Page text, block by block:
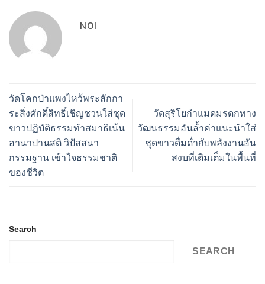
NOI
วัดโคกป่าแพงไหว้พระสักกา
ระสิ่งศักดิ์สิทธิ์เชิญชวนใส่ชุด
ขาวปฏิบัติธรรมทำสมาธิเน้น
อานาปานสติ วิปัสสนา
กรรมฐาน เข้าใจธรรมชาติ
ของชีวิต
วัดสุริโยกำแมดมรดกทาง
วัฒนธรรมอันล้ำค่าแนะนำใส่
ชุดขาวดื่มด่ำกับพลังงานอัน
สงบที่เติมเต็มในพื้นที่
Search
SEARCH